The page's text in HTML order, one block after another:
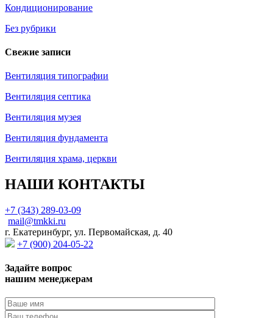
Кондиционирование
Без рубрики
Свежие записи
Вентиляция типографии
Вентиляция септика
Вентиляция музея
Вентиляция фундамента
Вентиляция храма, церкви
НАШИ КОНТАКТЫ
+7 (343) 289-03-09
mail@tmkki.ru
г. Екатеринбург, ул. Первомайская, д. 40
+7 (900) 204-05-22
Задайте вопрос
нашим менеджерам